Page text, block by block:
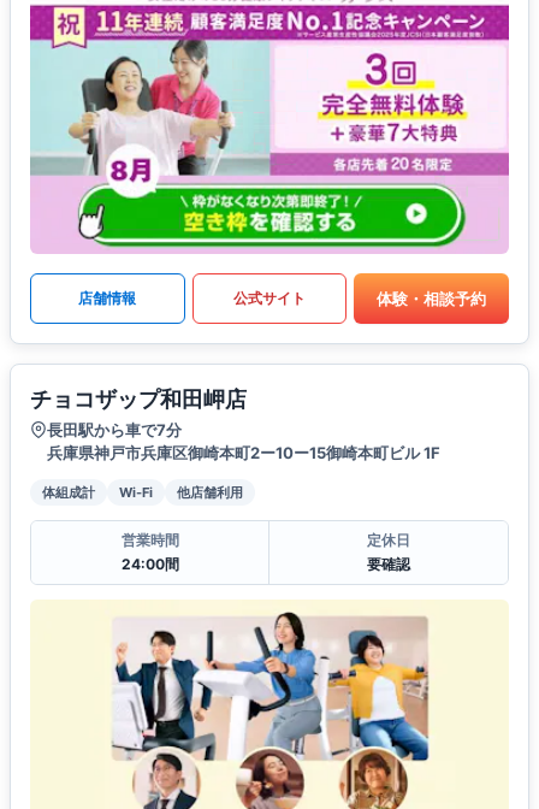
店舗情報 公式サイト 体験・相談予約
チョコザップ和田岬店
長田駅から車で7分
兵庫県神戸市兵庫区御崎本町2ー10ー15御崎本町ビル 1F
体組成計 Wi-Fi 他店舗利用
営業時間
24:00間
定休日
要確認